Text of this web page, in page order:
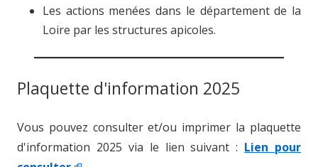
Les actions menées dans le département de la
Loire par les structures apicoles.
Plaquette d'information 2025
Vous pouvez consulter et/ou imprimer la plaquette
d'information 2025 via le lien suivant : Lien pour